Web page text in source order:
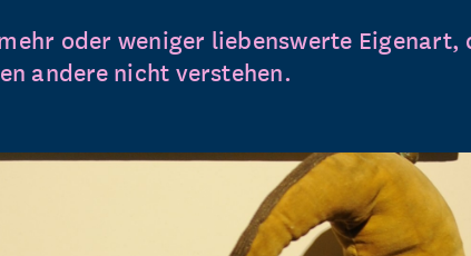
oder weniger liebenswerte Eigenart,
andere nicht verstehen.